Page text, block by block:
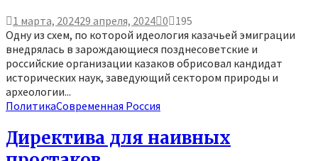
1 марта, 202429 апреля, 2024 0 195
Одну из схем, по которой идеология казачьей эмиграции
внедрялась в зарождающиеся позднесоветские и
российские организации казаков обрисовал кандидат
исторических наук, заведующий сектором природы и
археологии...
ПолитикаСовременная Россия
Директива для наивных